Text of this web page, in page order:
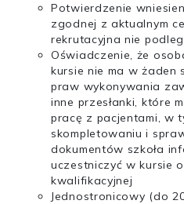
Potwierdzenie
zgodnej z aktualnym
rekrutacyjna nie
Oświadczenie, że
kursie nie ma w żaden
praw wykonywania
inne przesłanki, które
pracę z pacjentami, w
skompletowaniu i
dokumentów szkoła
uczestniczyć w kursie
kwalifikacyjnej
Jednostronicowy (do